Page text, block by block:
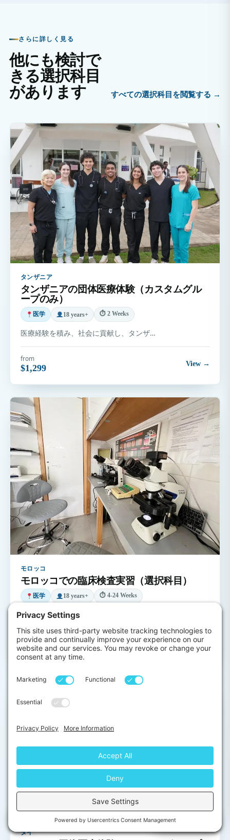
さらに詳しく見る
他にも検討で
きる選択科目
があります
すべての選択科目を閲覧する →
タンザニア
タンザニアの団体医療体験（カスタムグル
ープのみ）
医学 18 years+ ⏱ 2 Weeks
医療経験を積み、社会に貢献し、タンザ…
from
$1,299 View →
モロッコ
モロッコでの臨床検査実習（選択科目）
医学 18 years+ ⏱ 4-24 Weeks
ラバトには、総合的な医療サービスを提…
from
$1,820 View →
タイ
Chat with us